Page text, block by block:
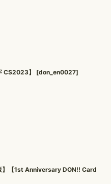
CS2023】 [don_en0027]
【1st Anniversary DON!! Card